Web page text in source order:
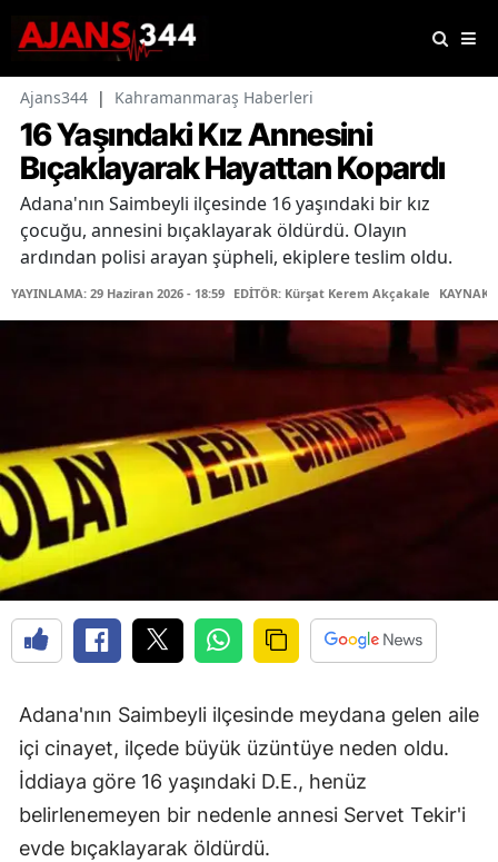
Ajans344 | Kahramanmaraş Haberleri
16 Yaşındaki Kız Annesini
Bıçaklayarak Hayattan Kopardı
Adana'nın Saimbeyli ilçesinde 16 yaşındaki bir kız
çocuğu, annesini bıçaklayarak öldürdü. Olayın
ardından polisi arayan şüpheli, ekiplere teslim oldu.
YAYINLAMA: 29 Haziran 2026 - 18:59 EDİTÖR: Kürşat Kerem Akçakale KAYNAK:
Adana'nın Saimbeyli ilçesinde meydana gelen aile
içi cinayet, ilçede büyük üzüntüye neden oldu.
İddiaya göre 16 yaşındaki D.E., henüz
belirlenemeyen bir nedenle annesi Servet Tekir'i
evde bıçaklayarak öldürdü.